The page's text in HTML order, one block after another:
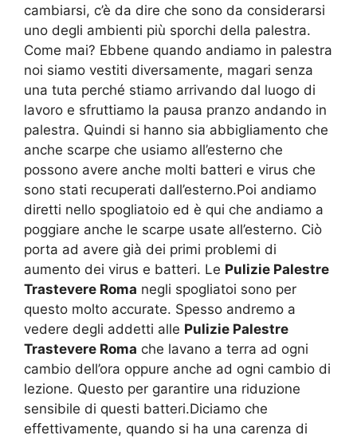
cambiarsi, c’è da dire che sono da considerarsi
uno degli ambienti più sporchi della palestra.
Come mai? Ebbene quando andiamo in palestra
noi siamo vestiti diversamente, magari senza
una tuta perché stiamo arrivando dal luogo di
lavoro e sfruttiamo la pausa pranzo andando in
palestra. Quindi si hanno sia abbigliamento che
anche scarpe che usiamo all’esterno che
possono avere anche molti batteri e virus che
sono stati recuperati dall’esterno.Poi andiamo
diretti nello spogliatoio ed è qui che andiamo a
poggiare anche le scarpe usate all’esterno. Ciò
porta ad avere già dei primi problemi di
aumento dei virus e batteri. Le Pulizie Palestre
Trastevere Roma negli spogliatoi sono per
questo molto accurate. Spesso andremo a
vedere degli addetti alle Pulizie Palestre
Trastevere Roma che lavano a terra ad ogni
cambio dell’ora oppure anche ad ogni cambio di
lezione. Questo per garantire una riduzione
sensibile di questi batteri.Diciamo che
effettivamente, quando si ha una carenza di